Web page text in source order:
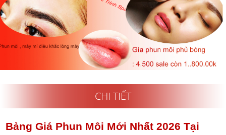
CHI TIẾT
Bảng Giá Phun Môi Mới Nhất 2026 Tại